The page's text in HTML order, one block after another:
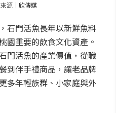
源｜欣傳媒
石門活魚長年以新鮮魚料
園重要的飲食文化資產。
門活魚的產業價值，從職
到伴手禮商品，讓老品牌
多年輕族群、小家庭與外